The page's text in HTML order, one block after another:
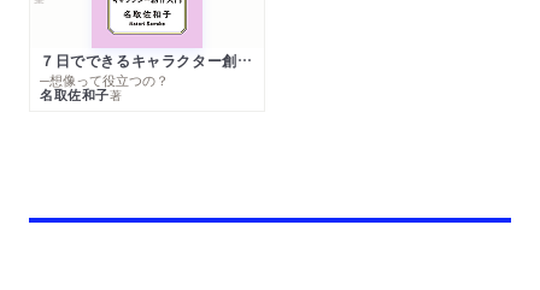
７日でできるキャラクター創作入門
─想像って役立つの？
名取佐和子著